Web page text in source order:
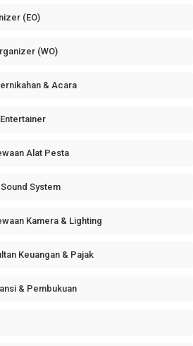
(EO)
(WO)
& Acara
Alat Pesta
System
Kamera & Lighting
Keuangan & Pajak
& Pembukuan